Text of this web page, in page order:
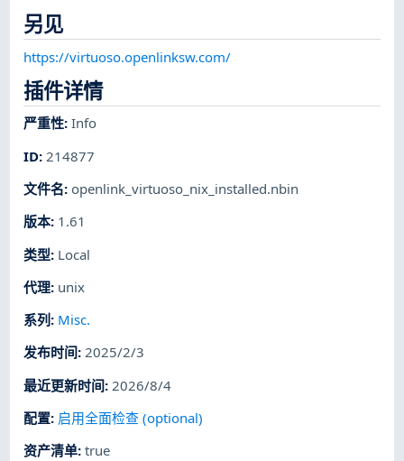
另见
https://virtuoso.openlinksw.com/
插件详情
严重性:Info
ID: 214877
文件名: openlink_virtuoso_nix_installed.nbin
版本: 1.61
类型: Local
代理: unix
系列 : Misc.
发布时间:2025/2/3
最近更新时间: 2026/8/4
配置: 启用全面检查 (optional)
资产清单:true